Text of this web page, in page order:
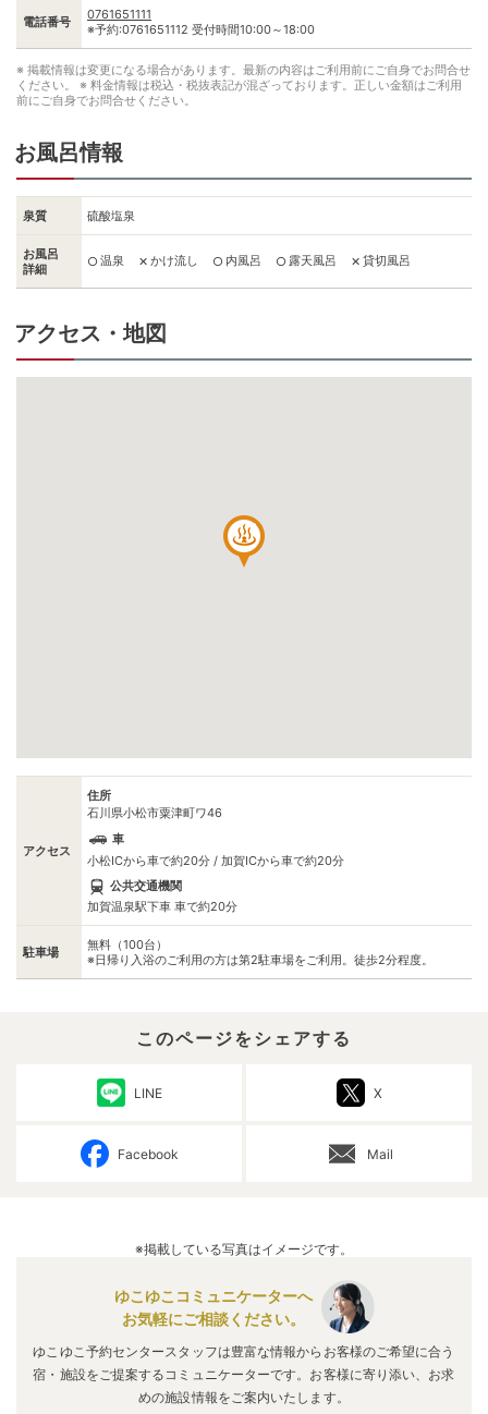
電話番号
0761651111
※予約:0761651112 受付時間10:00～18:00
※ 掲載情報は変更になる場合があります。最新の内容はご利用前にご自身でお問合せ
ください。
※ 料金情報は税込・税抜表記が混ざっております。正しい金額はご利用
前にご自身でお問合せください。
お風呂情報
泉質 硫酸塩泉
お風呂
詳細
○ 温泉 ✕ かけ流し ○ 内風呂 ○ 露天風呂 ✕ 貸切風呂
アクセス・地図
アクセス
住所
石川県小松市粟津町ワ46
車
小松ICから車で約20分 / 加賀ICから車で約20分
公共交通機関
加賀温泉駅下車 車で約20分
駐車場
無料（100台）
※日帰り入浴のご利用の方は第2駐車場をご利用。徒歩2分程度。
このページをシェアする
LINE X
Facebook Mail
※掲載している写真はイメージです。
ゆこゆこコミュニケーターへ
お気軽にご相談ください。
ゆこゆこ予約センタースタッフは豊富な情報からお客様のご希望に合う
宿・施設をご提案するコミュニケーターです。お客様に寄り添い、お求
めの施設情報をご案内いたします。